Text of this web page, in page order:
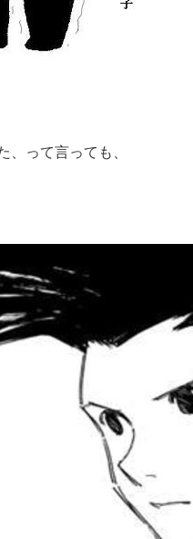
、って言っても、